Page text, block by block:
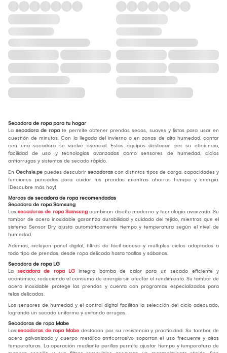
Secadora de ropa para tu hogar
La secadora de ropa te permite obtener prendas secas, suaves y listas para usar en
cuestión de minutos. Con la llegada del invierno o en zonas de alta humedad, contar
con una secadora se vuelve esencial. Estos equipos destacan por su eficiencia,
facilidad de uso y tecnologías avanzadas como sensores de humedad, ciclos
antiarrugas y sistemas de secado rápido.
En Oechsle.pe puedes descubrir secadoras con distintos tipos de carga, capacidades y
funciones pensadas para cuidar tus prendas mientras ahorras tiempo y energía.
¡Descubre más hoy!
Marcas de secadora de ropa recomendadas
Secadora de ropa Samsung
Las secadoras de ropa Samsung combinan diseño moderno y tecnología avanzada. Su
tambor de acero inoxidable garantiza durabilidad y cuidado del tejido, mientras que el
sistema Sensor Dry ajusta automáticamente tiempo y temperatura según el nivel de
humedad.
Además, incluyen panel digital, filtros de fácil acceso y múltiples ciclos adaptados a
todo tipo de prendas, desde ropa delicada hasta toallas y sábanas.
Secadora de ropa LG
La secadora de ropa LG integra bomba de calor para un secado eficiente y
económico, reduciendo el consumo de energía sin afectar el rendimiento. Su tambor de
acero inoxidable protege las prendas y cuenta con programas especializados para
telas delicadas.
Los sensores de humedad y el control digital facilitan la selección del ciclo adecuado,
logrando un secado uniforme y evitando arrugas.
Secadoras de ropa Mabe
Las secadoras de ropa Mabe destacan por su resistencia y practicidad. Su tambor de
acero galvanizado y cuerpo metálico anticorrosivo soportan el uso frecuente y altas
temperaturas. La operación mediante perillas permite ajustar tiempo y temperatura de